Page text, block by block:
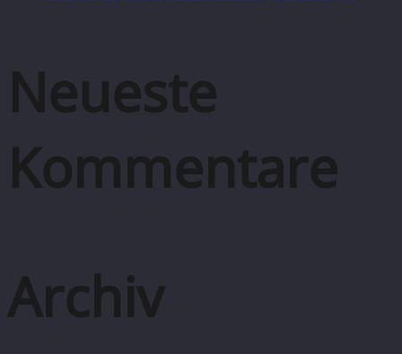
Neueste
Kommentare
Archiv